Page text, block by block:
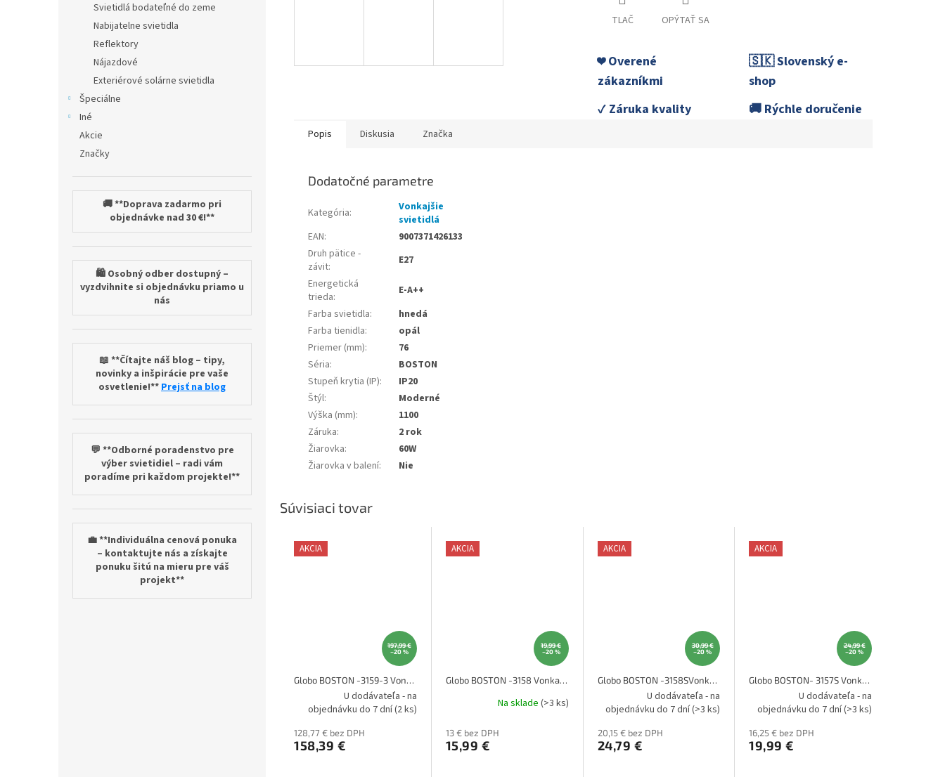
Svietidlá bodateľné do zeme
Nabijatelne svietidla
Reflektory
Nájazdové
Exteriérové solárne svietidla
Špeciálne
Iné
Akcie
Značky
🚚 **Doprava zadarmo pri
objednávke nad 30 €!**
🛍️ Osobný odber dostupný –
vyzdvihnite si objednávku priamo u
nás
📖 **Čítajte náš blog – tipy,
novinky a inšpirácie pre vaše
osvetlenie!**Prejsť na blog
💬 **Odborné poradenstvo pre
výber svietidiel – radi vám
poradíme pri každom projekte!**
💼 **Individuálna cenová ponuka
– kontaktujte nás a získajte
ponuku šitú na mieru pre váš
projekt**
TLAČ OPÝTAŤ SA
❤️ Overené
zákazníkmi
🇸🇰 Slovenský e-
shop
✓ Záruka kvality
🚚 Rýchle doručenie
Popis Diskusia Značka
Dodatočné parametre
Kategória:
Vonkajšie
svietidlá
EAN:
9007371426133
Druh pätice -
závit:
E27
Energetická
trieda:
E-A++
Farba svietidla:
hnedá
Farba tienidla:
opál
Priemer (mm):
76
Séria:
BOSTON
Stupeň krytia (IP):
IP20
Štýl:
Moderné
Výška (mm):
1100
Záruka:
2 rok
Žiarovka:
60W
Žiarovka v balení: Nie
Súvisiaci tovar
AKCIA
197,99 €
–20 %
Globo BOSTON -3159-3 Vonkajšia lampa
U dodávateľa - na
objednávku do 7 dní(2 ks)
128,77 € bez DPH
158,39 €
AKCIA
19,99 €
–20 %
Globo BOSTON -3158 Vonkajšia lampa
Na sklade (>3 ks)
13 € bez DPH
15,99 €
AKCIA
30,99 €
–20 %
Globo BOSTON -3158SVonkajšia lampa
U dodávateľa - na
objednávku do 7 dní(>3 ks)
20,15 € bez DPH
24,79 €
AKCIA
24,99 €
–20 %
Globo BOSTON- 3157S Vonkajšia lampa
U dodávateľa - na
objednávku do 7 dní(>3 ks)
16,25 € bez DPH
19,99 €